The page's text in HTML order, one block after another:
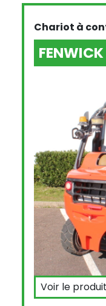
Chariot à
Voir le produit